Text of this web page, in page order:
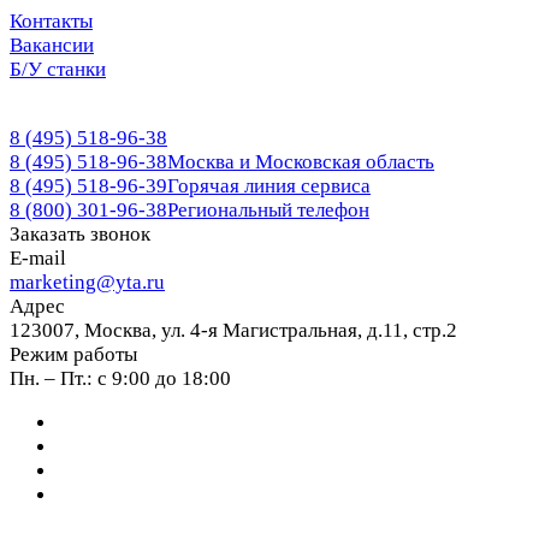
Контакты
Вакансии
Б/У станки
8 (495) 518-96-38
8 (495) 518-96-38Москва и Московская область
8 (495) 518-96-39Горячая линия сервиса
8 (800) 301-96-38Региональный телефон
Заказать звонок
E-mail
marketing@yta.ru
Адрес
123007, Москва, ул. 4-я Магистральная, д.11, стр.2
Режим работы
Пн. – Пт.: с 9:00 до 18:00